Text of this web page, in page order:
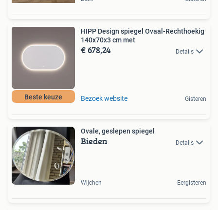
Beste keuze
HIPP Design spiegel Ovaal-Rechthoekig
140x70x3 cm met
€ 678,24 Details
Bezoek website Gisteren
Ovale, geslepen spiegel
Bieden Details
Wijchen Eergisteren